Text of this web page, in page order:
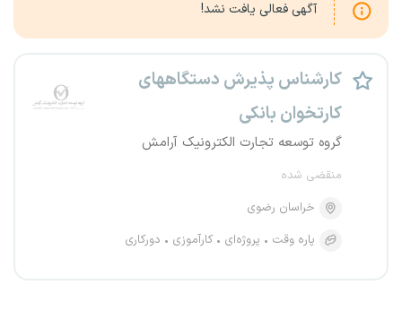
آگهی فعالی یافت نشد!
کارشناس پذیرش دستگاههای
کارتخوان بانکی
گروه توسعه تجارت الکترونیک آرامش
منقضی شده
خراسان رضوی
پاره وقت
پروژه‌ای کارآموزی دورکاری